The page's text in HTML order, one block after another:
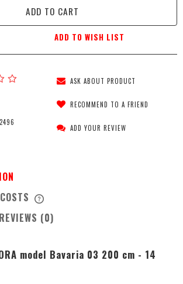
ADD TO CART
ADD TO WISH LIST
ASK ABOUT PRODUCT
RECOMMEND TO A FRIEND
ADD YOUR REVIEW
POSSIBLE PAYMENT COSTS
(0)
model Bavaria 03 200 cm - 14